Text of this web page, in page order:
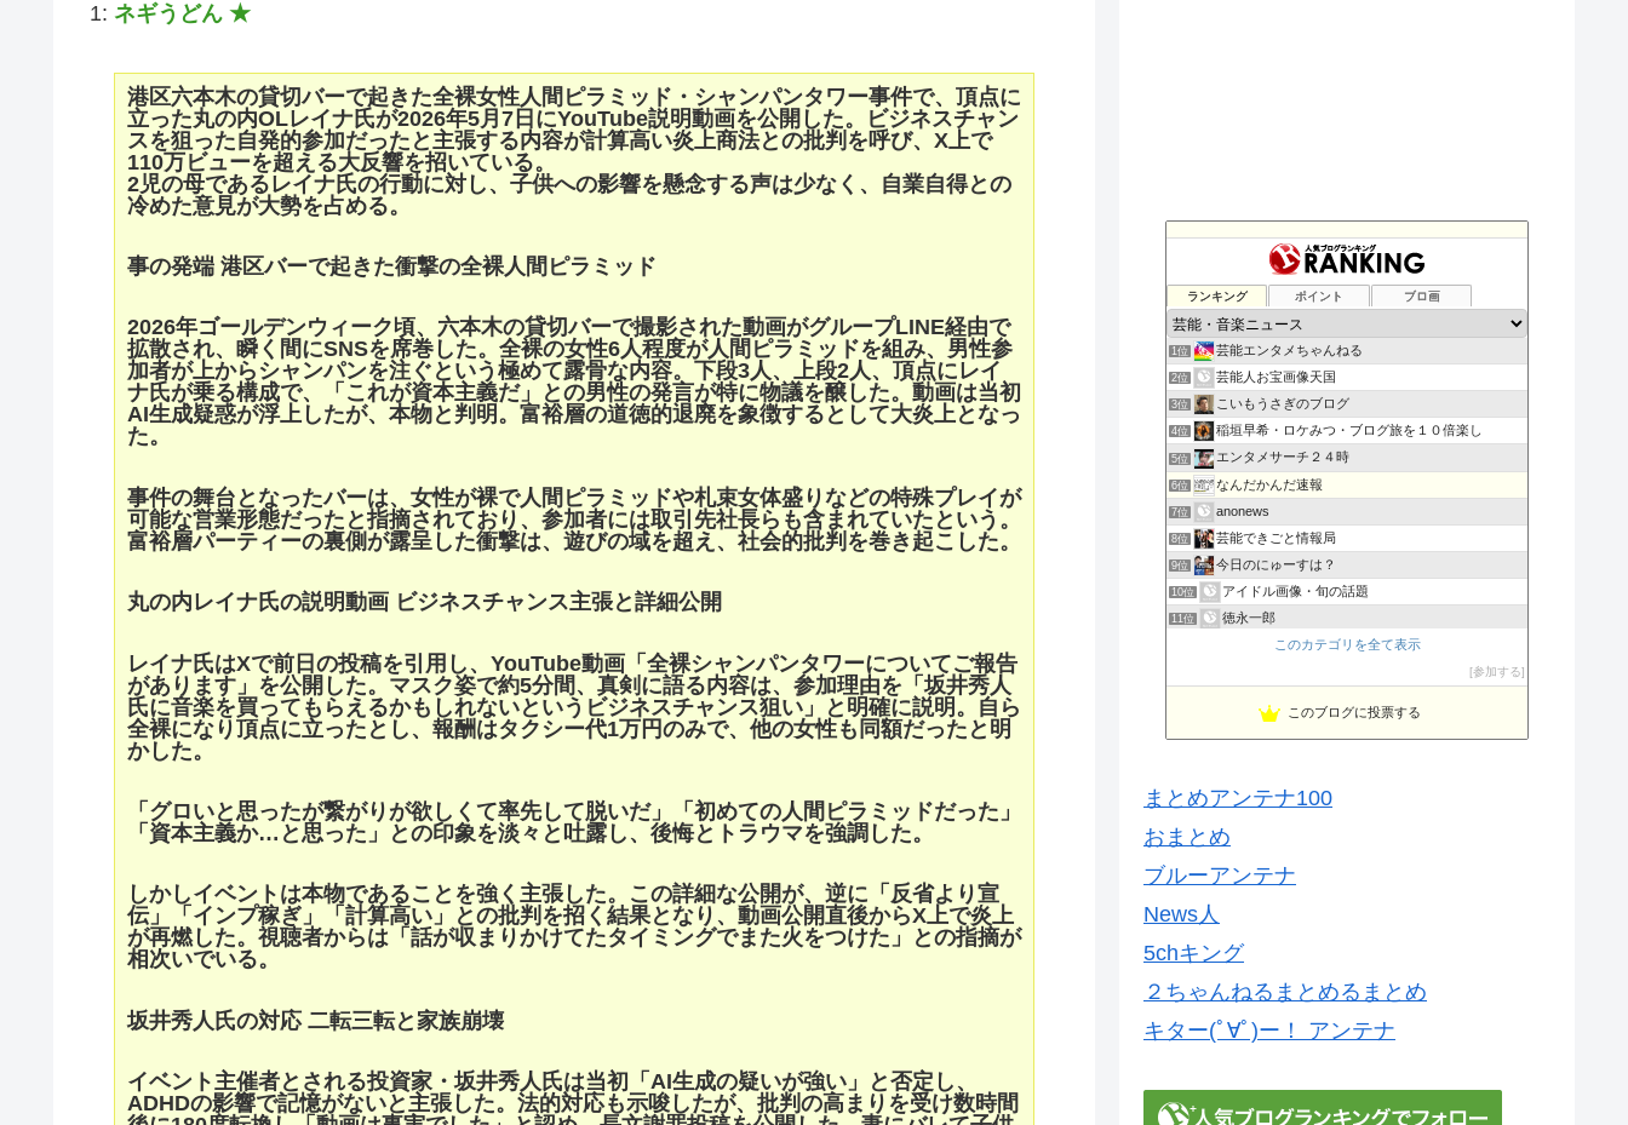
1: ネギうどん ★
港区六本木の貸切バーで起きた全裸女性人間ピラミッド・シャンパンタワー事件で、頂点に
立った丸の内OLレイナ氏が2026年5月7日にYouTube説明動画を公開した。ビジネスチャン
スを狙った自発的参加だったと主張する内容が計算高い炎上商法との批判を呼び、X上で
110万ビューを超える大反響を招いている。
2児の母であるレイナ氏の行動に対し、子供への影響を懸念する声は少なく、自業自得との
冷めた意見が大勢を占める。
事の発端 港区バーで起きた衝撃の全裸人間ピラミッド
2026年ゴールデンウィーク頃、六本木の貸切バーで撮影された動画がグループLINE経由で
拡散され、瞬く間にSNSを席巻した。全裸の女性6人程度が人間ピラミッドを組み、男性参
加者が上からシャンパンを注ぐという極めて露骨な内容。下段3人、上段2人、頂点にレイ
ナ氏が乗る構成で、「これが資本主義だ」との男性の発言が特に物議を醸した。動画は当初
AI生成疑惑が浮上したが、本物と判明。富裕層の道徳的退廃を象徴するとして大炎上となっ
た。
事件の舞台となったバーは、女性が裸で人間ピラミッドや札束女体盛りなどの特殊プレイが
可能な営業形態だったと指摘されており、参加者には取引先社長らも含まれていたという。
富裕層パーティーの裏側が露呈した衝撃は、遊びの域を超え、社会的批判を巻き起こした。
丸の内レイナ氏の説明動画 ビジネスチャンス主張と詳細公開
レイナ氏はXで前日の投稿を引用し、YouTube動画「全裸シャンパンタワーについてご報告
があります」を公開した。マスク姿で約5分間、真剣に語る内容は、参加理由を「坂井秀人
氏に音楽を買ってもらえるかもしれないというビジネスチャンス狙い」と明確に説明。自ら
全裸になり頂点に立ったとし、報酬はタクシー代1万円のみで、他の女性も同額だったと明
かした。
「グロいと思ったが繋がりが欲しくて率先して脱いだ」「初めての人間ピラミッドだった」
「資本主義か…と思った」との印象を淡々と吐露し、後悔とトラウマを強調した。
しかしイベントは本物であることを強く主張した。この詳細な公開が、逆に「反省より宣
伝」「インプ稼ぎ」「計算高い」との批判を招く結果となり、動画公開直後からX上で炎上
が再燃した。視聴者からは「話が収まりかけてたタイミングでまた火をつけた」との指摘が
相次いでいる。
坂井秀人氏の対応 二転三転と家族崩壊
イベント主催者とされる投資家・坂井秀人氏は当初「AI生成の疑いが強い」と否定し、
ADHDの影響で記憶がないと主張した。法的対応も示唆したが、批判の高まりを受け数時間
ランキング ポイント ブロ画
1位 芸能エンタメちゃんねる
2位 芸能人お宝画像天国
3位 こいもうさぎのブログ
4位 稲垣早希・ロケみつ・ブログ旅を１０倍楽し
5位 エンタメサーチ２４時
6位 なんだかんだ速報
7位 anonews
8位 芸能できごと情報局
9位 今日のにゅーすは？
10位 アイドル画像・旬の話題
11位 徳永一郎
ブラックニュース エンタメ裏情報
しげたんブログ
このカテゴリを全て表示
参加する
このブログに投票する
まとめアンテナ100
おまとめ
ブルーアンテナ
News人
5chキング
２ちゃんねるまとめるまとめ
キター(ﾟ∀ﾟ)ー！ アンテナ